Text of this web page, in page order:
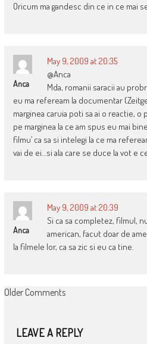
Oricum ma gandesc din ce in ce mai
Anca
May 9, 2009 at 20:35
@Anca
Mda, romanii saracii au
eu ma refeream la documentar
marginea caruia poti sa ai o reactie,
pe marginea la ce am spus eu mai
filmu’ ca sa si intelegi la ce ma
vai de ei…si ala care se duce la vot e
Anca
May 9, 2009 at 20:39
Si ca sa completez, filmul,
american, facut doar de
la filmele lor, ca sa zic si eu ca tine.
COMMENT
Older Comments
LEAVE A REPLY